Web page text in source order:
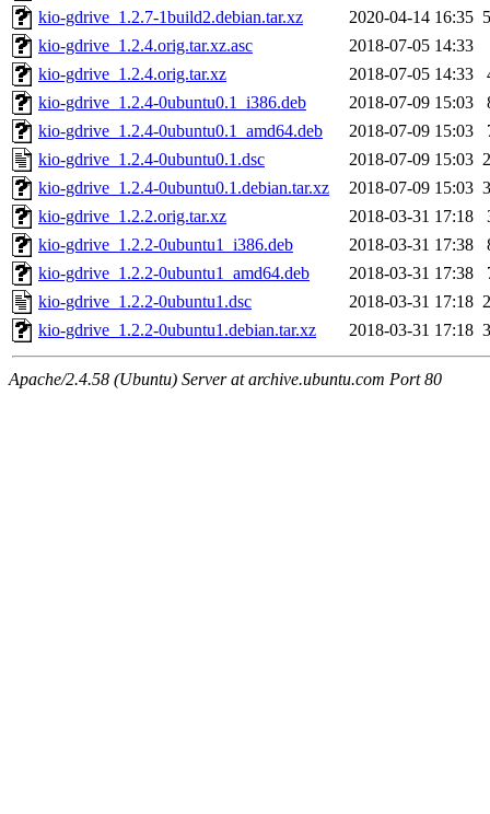
kio-gdrive_1.2.7-1build2.debian.tar.xz
2020-04-14 16:35
kio-gdrive_1.2.4.orig.tar.xz.asc
2018-07-05 14:33
kio-gdrive_1.2.4.orig.tar.xz
2018-07-05 14:33
kio-gdrive_1.2.4-0ubuntu0.1_i386.deb
2018-07-09 15:03
kio-gdrive_1.2.4-0ubuntu0.1_amd64.deb
2018-07-09 15:03
kio-gdrive_1.2.4-0ubuntu0.1.dsc
2018-07-09 15:03
kio-gdrive_1.2.4-0ubuntu0.1.debian.tar.xz
2018-07-09 15:03
kio-gdrive_1.2.2.orig.tar.xz
2018-03-31 17:18
kio-gdrive_1.2.2-0ubuntu1_i386.deb
2018-03-31 17:38
kio-gdrive_1.2.2-0ubuntu1_amd64.deb
2018-03-31 17:38
kio-gdrive_1.2.2-0ubuntu1.dsc
2018-03-31 17:18
kio-gdrive_1.2.2-0ubuntu1.debian.tar.xz
2018-03-31 17:18
Apache/2.4.58 (Ubuntu) Server at archive.ubuntu.com Port 80